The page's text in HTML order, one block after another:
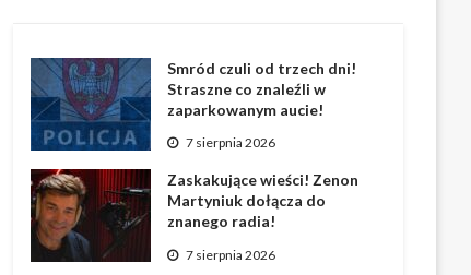
Smród czuli od trzech dni!
Straszne co znaleźli w
zaparkowanym aucie!
7 sierpnia 2026
Zaskakujące wieści! Zenon
Martyniuk dołącza do
znanego radia!
7 sierpnia 2026